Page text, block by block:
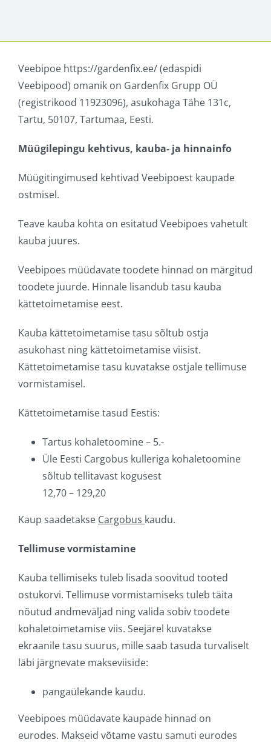
Veebipoe https://gardenfix.ee/ (edaspidi
Veebipood) omanik on Gardenfix Grupp OÜ
(registrikood 11923096), asukohaga Tähe 131c,
Tartu, 50107, Tartumaa, Eesti.
Müügilepingu kehtivus, kauba- ja hinnainfo
Müügitingimused kehtivad Veebipoest kaupade
ostmisel.
Teave kauba kohta on esitatud Veebipoes vahetult
kauba juures.
Veebipoes müüdavate toodete hinnad on märgitud
toodete juurde. Hinnale lisandub tasu kauba
kättetoimetamise eest.
Kauba kättetoimetamise tasu sõltub ostja
asukohast ning kättetoimetamise viisist.
Kättetoimetamise tasu kuvatakse ostjale tellimuse
vormistamisel.
Kättetoimetamise tasud Eestis:
Tartus kohaletoomine – 5.-
Üle Eesti Cargobus kulleriga kohaletoomine
sõltub tellitavast kogusest
12,70 – 129,20
Kaup saadetakse Cargobus kaudu.
Tellimuse vormistamine
Kauba tellimiseks tuleb lisada soovitud tooted
ostukorvi. Tellimuse vormistamiseks tuleb täita
nõutud andmeväljad ning valida sobiv toodete
kohaletoimetamise viis. Seejärel kuvatakse
ekraanile tasu suurus, mille saab tasuda turvaliselt
läbi järgnevate makseviiside:
pangaülekande kaudu.
Veebipoes müüdavate kaupade hinnad on
eurodes. Makseid võtame vastu samuti eurodes